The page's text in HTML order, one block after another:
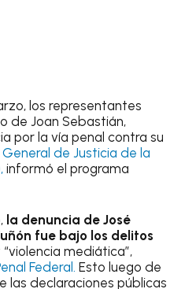
los representantes
de Joan Sebastián,
por la vía penal contra su
General de Justicia de la
informó el programa
la denuncia de José
fue bajo los delitos
“violencia mediática”,
Federal. Esto luego de
las declaraciones públicas